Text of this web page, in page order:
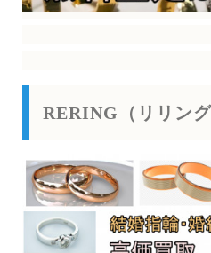
RERING（リリン